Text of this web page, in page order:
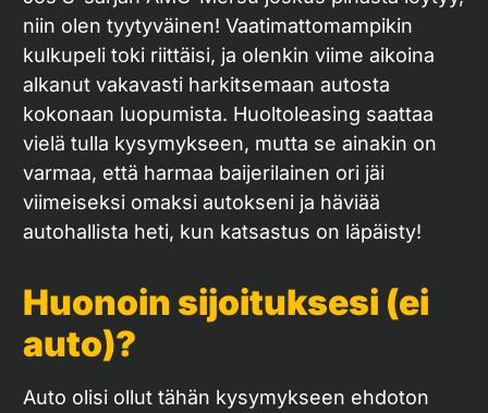
niin olen tyytyväinen! Vaatimattomampikin
kulkupeli toki riittäisi, ja olenkin viime aikoina
alkanut vakavasti harkitsemaan autosta
kokonaan luopumista. Huoltoleasing saattaa
vielä tulla kysymykseen, mutta se ainakin on
varmaa, että harmaa baijerilainen ori jäi
viimeiseksi omaksi autokseni ja häviää
autohallista heti, kun katsastus on läpäisty!
Huonoin sijoituksesi (ei
auto)?
Auto olisi ollut tähän kysymykseen ehdoton